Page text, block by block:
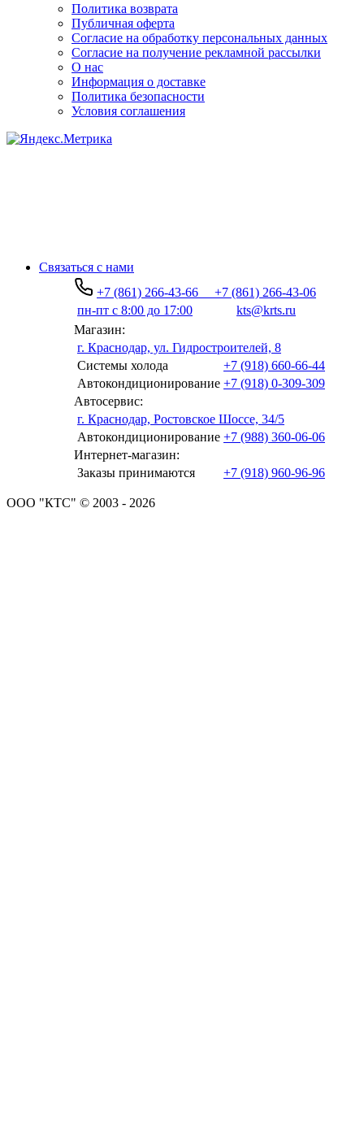
Политика возврата
Публичная оферта
Согласие на обработку персональных данных
Согласие на получение рекламной рассылки
О нас
Информация о доставке
Политика безопасности
Условия соглашения
Связаться с нами
+7 (861) 266-43-66
+7 (861) 266-43-06
пн-пт с 8:00 до 17:00
kts@krts.ru
Магазин:
г. Краснодар, ул. Гидростроителей, 8
Системы холода
+7 (918) 660-66-44
Автокондиционирование +7 (918) 0-309-309
Автосервис:
г. Краснодар, Ростовское Шоссе, 34/5
Автокондиционирование +7 (988) 360-06-06
Интернет-магазин:
Заказы принимаются
+7 (918) 960-96-96
ООО "КТС" © 2003 - 2026